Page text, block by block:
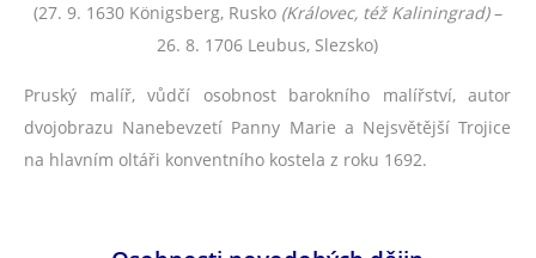
(27. 9. 1630 Königsberg, Rusko (Královec, též Kaliningrad)–
26. 8. 1706 Leubus, Slezsko)
Pruský malíř, vůdčí osobnost barokního malířství, autor
dvojobrazu Nanebevzetí Panny Marie a Nejsvětější Trojice
na hlavním oltáři konventního kostela z roku 1692.